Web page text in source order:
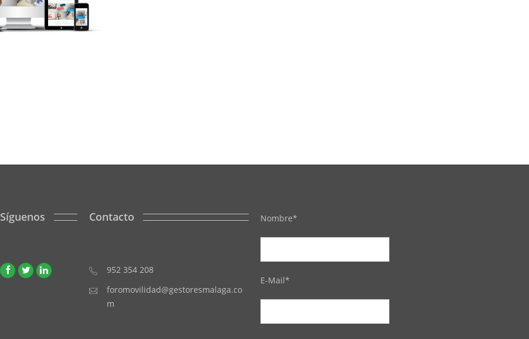
Síguenos Contacto
952 354 208
foromovilidad@gestoresmalaga.co
m
Nombre*
E-Mail*